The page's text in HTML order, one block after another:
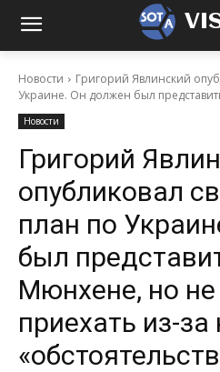
Новости
Григорий Явлинский
Украине. Он должен был
Новости
Григорий
опубликовал
план по
был
Мюнхене, но
приехать из-